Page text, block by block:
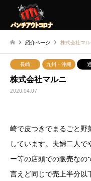
紹介ページ 株式会社マ
長崎 九州・沖縄
株式会社マルニ
2020.04.07
崎で皮つきでまるごと野
しています。夫婦二人
ー等の店頭での販売な
言えど同じで売上半分以